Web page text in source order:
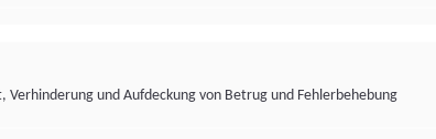
Verhinderung und Aufdeckung von Betrug und Fehlerbehebung